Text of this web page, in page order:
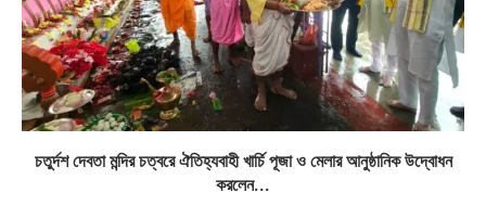
চতুর্দশ দেবতা মন্দির চত্বরে ঐতিহ্যবাহী খার্চি পূজা ও মেলার আনুষ্ঠানিক উদ্বোধন
করলেন...